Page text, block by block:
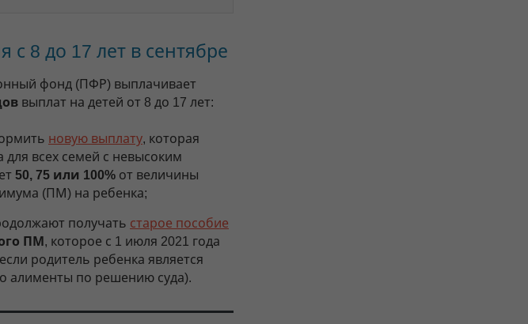
8 до 17 лет в сентябре
фонд (ПФР) выплачивает
выплат на детей от 8 до 17 лет:
новую выплату, которая
для всех семей с невысоким
50, 75 или 100% от величины
(ПМ) на ребенка;
получать старое пособие
ПМ , которое с 1 июля 2021 года
родитель ребенка является
алименты по решению суда).